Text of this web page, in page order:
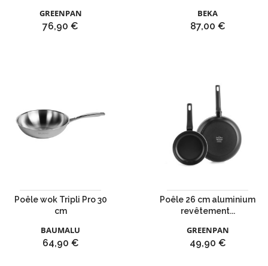
GREENPAN
Prix
76,90 €
BEKA
Prix
87,00 €
Poêle wok Tripli Pro 30
cm
BAUMALU
Prix
64,90 €
Poêle 26 cm aluminium
revêtement...
GREENPAN
Prix
49,90 €